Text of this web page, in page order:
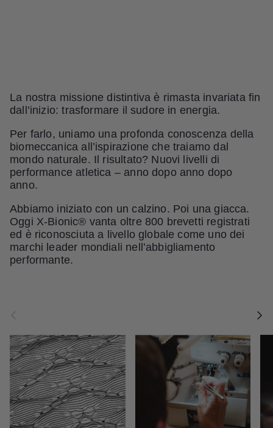
La nostra missione distintiva è rimasta invariata fin
dall’inizio: trasformare il sudore in energia.
Per farlo, uniamo una profonda conoscenza della
biomeccanica all’ispirazione che traiamo dal
mondo naturale. Il risultato? Nuovi livelli di
performance atletica – anno dopo anno dopo
anno.
Abbiamo iniziato con un calzino. Poi una giacca.
Oggi X‑Bionic® vanta oltre 800 brevetti registrati
ed è riconosciuta a livello globale come uno dei
marchi leader mondiali nell’abbigliamento
performante.
Avanti